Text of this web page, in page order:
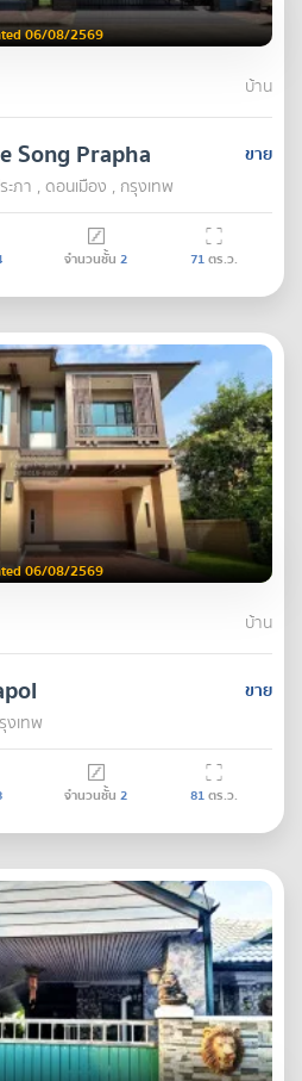
06/08/2569
บ้าน
ขาย
Song Prapha
ภา , ดอนเมือง , กรุงเทพ
จำนวนชั้น 2 71ตร.ว.
06/08/2569
บ้าน
ขาย
งเทพ
จำนวนชั้น 2 81ตร.ว.